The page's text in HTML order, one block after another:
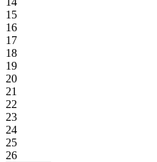
15
16
17
18
19
20
21
22
23
24
25
26